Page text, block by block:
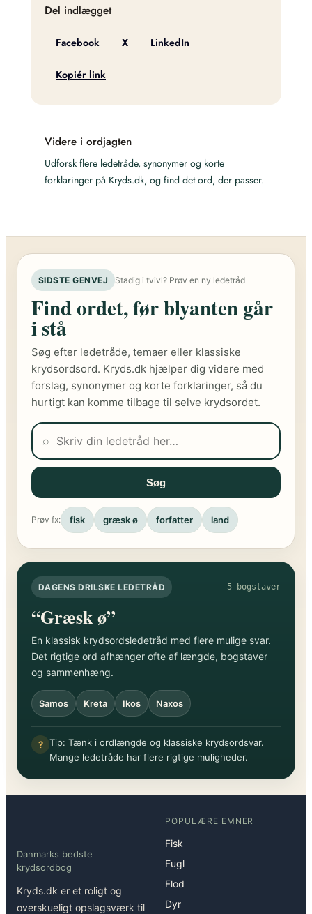
Del indlægget
Facebook X LinkedIn
Kopiér link
Videre i ordjagten
Udforsk flere ledetråde, synonymer og korte
forklaringer på Kryds.dk, og find det ord, der passer.
SIDSTE GENVEJ Stadig i tvivl? Prøv en ny ledetråd
Find ordet, før blyanten går
i stå
Søg efter ledetråde, temaer eller klassiske
krydsordsord. Kryds.dk hjælper dig videre med
forslag, synonymer og korte forklaringer, så du
hurtigt kan komme tilbage til selve krydsordet.
⌕
Søg
Prøv fx: fisk græsk ø forfatter land
DAGENS DRILSKE LEDETRÅD 5 bogstaver
“Græsk ø”
En klassisk krydsordsledetråd med flere mulige svar.
Det rigtige ord afhænger ofte af længde, bogstaver
og sammenhæng.
Samos Kreta Ikos Naxos
? Tip: Tænk i ordlængde og klassiske krydsordsvar.
Mange ledetråde har flere rigtige muligheder.
Danmarks bedste
krydsordbog
Kryds.dk er et roligt og
overskueligt opslagsværk til
POPULÆRE EMNER
Fisk
Fugl
Flod
Dyr